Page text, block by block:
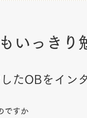
いっきり
たOBをイン
ですか